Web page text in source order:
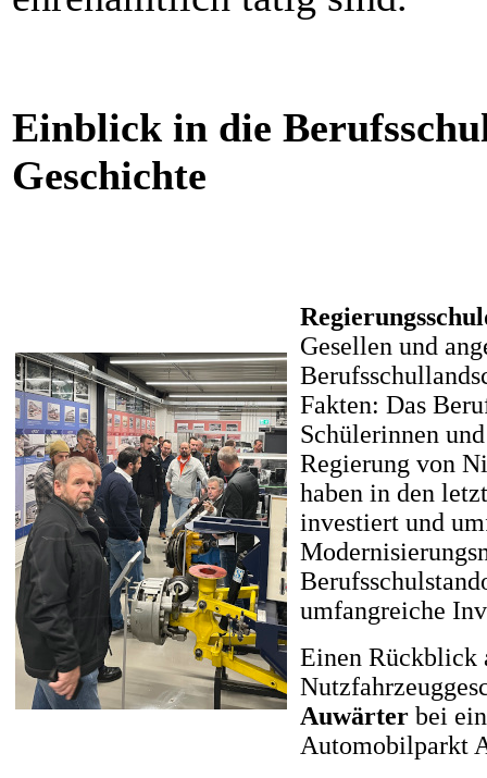
Einblick in die
Geschichte
Gesellen und
Fakten: Das
Schülerinnen
Regierung von
haben in den
investiert und
umfangreiche
Einen Rückblick
Auwärter bei
Automobilparkt